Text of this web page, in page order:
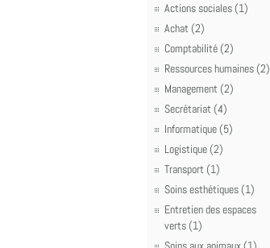
Actions sociales (1)
Achat (2)
Comptabilité (2)
Ressources humaines (2)
Management (2)
Secrétariat (4)
Informatique (5)
Logistique (2)
Transport (1)
Soins esthétiques (1)
Entretien des espaces
verts (1)